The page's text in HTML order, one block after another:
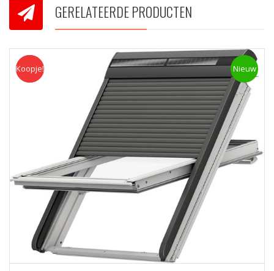
GERELATEERDE PRODUCTEN
Koopje Nieuw
Koopje!